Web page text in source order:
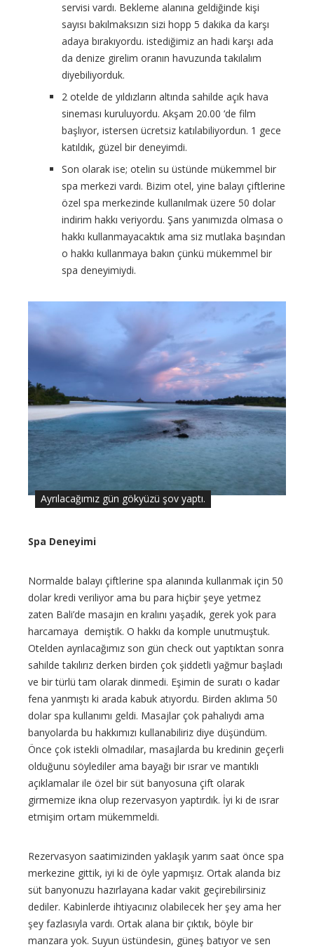
servisi vardı. Bekleme alanına geldiğinde kişi
sayısı bakılmaksızın sizi hopp 5 dakika da karşı
adaya bırakıyordu. istediğimiz an hadi karşı ada
da denize girelim oranın havuzunda takılalım
diyebiliyorduk.
2 otelde de yıldızların altında sahilde açık hava
sineması kuruluyordu. Akşam 20.00 ‘de film
başlıyor, istersen ücretsiz katılabiliyordun. 1 gece
katıldık, güzel bir deneyimdi.
Son olarak ise; otelin su üstünde mükemmel bir
spa merkezi vardı. Bizim otel, yine balayı çiftlerine
özel spa merkezinde kullanılmak üzere 50 dolar
indirim hakkı veriyordu. Şans yanımızda olmasa o
hakkı kullanmayacaktık ama siz mutlaka başından
o hakkı kullanmaya bakın çünkü mükemmel bir
spa deneyimiydi.
Ayrılacağımız gün gökyüzü şov yaptı.
Spa Deneyimi
Normalde balayı çiftlerine spa alanında kullanmak için 50
dolar kredi veriliyor ama bu para hiçbir şeye yetmez
zaten Bali’de masajın en kralını yaşadık, gerek yok para
harcamaya demiştik. O hakkı da komple unutmuştuk.
Otelden ayrılacağımız son gün check out yaptıktan sonra
sahilde takılırız derken birden çok şiddetli yağmur başladı
ve bir türlü tam olarak dinmedi. Eşimin de suratı o kadar
fena yanmıştı ki arada kabuk atıyordu. Birden aklıma 50
dolar spa kullanımı geldi. Masajlar çok pahalıydı ama
banyolarda bu hakkımızı kullanabiliriz diye düşündüm.
Önce çok istekli olmadılar, masajlarda bu kredinin geçerli
olduğunu söylediler ama bayağı bir ısrar ve mantıklı
açıklamalar ile özel bir süt banyosuna çift olarak
girmemize ikna olup rezervasyon yaptırdık. İyi ki de ısrar
etmişim ortam mükemmeldi.
Rezervasyon saatimizinden yaklaşık yarım saat önce spa
merkezine gittik, iyi ki de öyle yapmışız. Ortak alanda biz
süt banyonuzu hazırlayana kadar vakit geçirebilirsiniz
dediler. Kabinlerde ihtiyacınız olabilecek her şey ama her
şey fazlasıyla vardı. Ortak alana bir çıktık, böyle bir
manzara yok. Suyun üstündesin, güneş batıyor ve sen